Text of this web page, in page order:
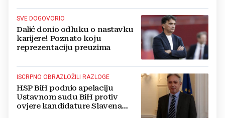
SVE DOGOVORIO
Dalić donio odluku o nastavku
karijere! Poznato koju
reprezentaciju preuzima
ISCRPNO OBRAZLOŽILI RAZLOGE
HSP BiH podnio apelaciju
Ustavnom sudu BiH protiv
ovjere kandidature Slavena